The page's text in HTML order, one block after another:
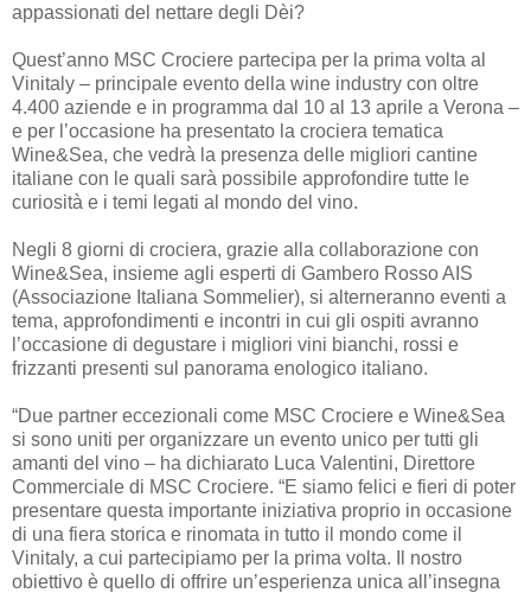
appassionati del nettare degli Dèi?
Quest’anno MSC Crociere partecipa per la prima volta al
Vinitaly – principale evento della wine industry con oltre
4.400 aziende e in programma dal 10 al 13 aprile a Verona –
e per l’occasione ha presentato la crociera tematica
Wine&Sea, che vedrà la presenza delle migliori cantine
italiane con le quali sarà possibile approfondire tutte le
curiosità e i temi legati al mondo del vino.
Negli 8 giorni di crociera, grazie alla collaborazione con
Wine&Sea, insieme agli esperti di Gambero Rosso AIS
(Associazione Italiana Sommelier), si alterneranno eventi a
tema, approfondimenti e incontri in cui gli ospiti avranno
l’occasione di degustare i migliori vini bianchi, rossi e
frizzanti presenti sul panorama enologico italiano.
“Due partner eccezionali come MSC Crociere e Wine&Sea
si sono uniti per organizzare un evento unico per tutti gli
amanti del vino – ha dichiarato Luca Valentini, Direttore
Commerciale di MSC Crociere. “E siamo felici e fieri di poter
presentare questa importante iniziativa proprio in occasione
di una fiera storica e rinomata in tutto il mondo come il
Vinitaly, a cui partecipiamo per la prima volta. Il nostro
obiettivo è quello di offrire un’esperienza unica all’insegna